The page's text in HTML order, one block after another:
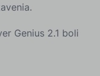
Genius 2.1 boli